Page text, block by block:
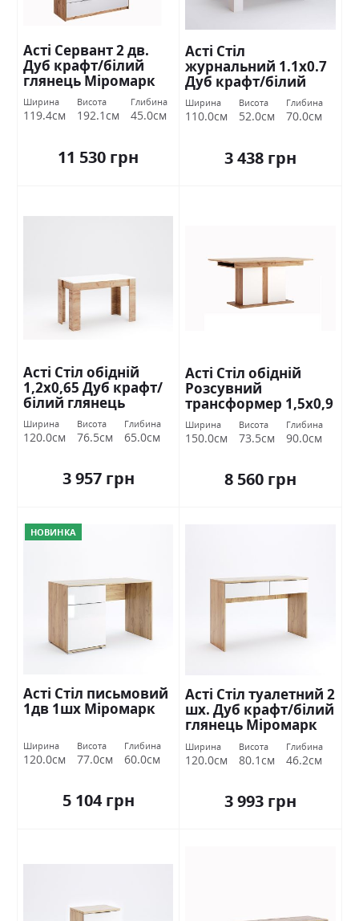
Асті Сервант 2 дв.
Дуб крафт/білий
глянець Міромарк
Ширина
119.4см
Висота
192.1см
Глибина
45.0см
11 530 грн
Асті Стіл
журнальний 1.1х0.7
Дуб крафт/білий
глянець Міромарк
Ширина
110.0см
Висота
52.0см
Глибина
70.0см
3 438 грн
Асті Стіл обідній
1,2х0,65 Дуб крафт/
білий глянець
Міромарк
Ширина
120.0см
Висота
76.5см
Глибина
65.0см
3 957 грн
Асті Стіл обідній
Розсувний
трансформер 1,5х0,9
Дуб крафт/білий
глянець Міромарк
Ширина
150.0см
Висота
73.5см
Глибина
90.0см
8 560 грн
НОВИНКА
Асті Стіл письмовий
1дв 1шх Міромарк
Ширина
120.0см
Висота
77.0см
Глибина
60.0см
5 104 грн
Асті Стіл туалетний 2
шх. Дуб крафт/білий
глянець Міромарк
Ширина
120.0см
Висота
80.1см
Глибина
46.2см
3 993 грн